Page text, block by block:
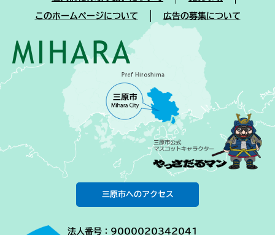
このホームページについて 広告の募集について
三原市へのアクセス
法人番号：9000020342041